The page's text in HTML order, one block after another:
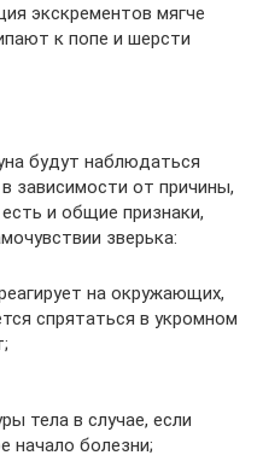
экскрементов мягче
к попе и шерсти
будут наблюдаться
зависимости от причины,
и общие признаки,
зверька:
на окружающих,
спрятаться в укромном
тела в случае, если
начало болезни;